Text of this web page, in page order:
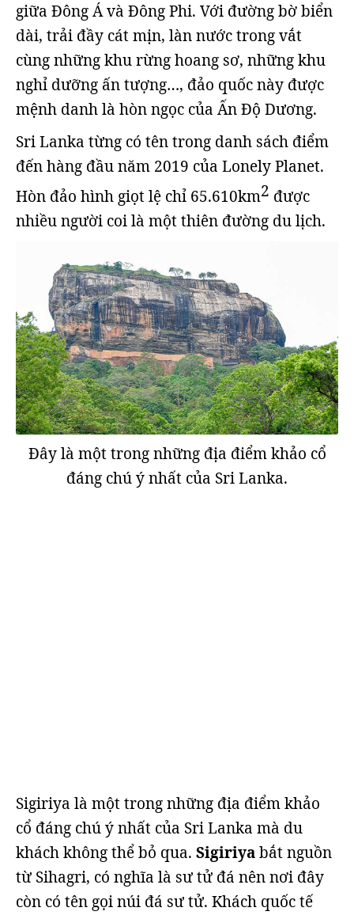
giữa Đông Á và Đông Phi. Với đường bờ biển
dài, trải đầy cát mịn, làn nước trong vắt
cùng những khu rừng hoang sơ, những khu
nghỉ dưỡng ấn tượng…, đảo quốc này được
mệnh danh là hòn ngọc của Ấn Độ Dương.
Sri Lanka từng có tên trong danh sách điểm
đến hàng đầu năm 2019 của Lonely Planet.
Hòn đảo hình giọt lệ chỉ 65.610km2 được
nhiều người coi là một thiên đường du lịch.
Đây là một trong những địa điểm khảo cổ
đáng chú ý nhất của Sri Lanka.
Sigiriya là một trong những địa điểm khảo
cổ đáng chú ý nhất của Sri Lanka mà du
khách không thể bỏ qua. Sigiriyabắt nguồn
từ Sihagri, có nghĩa là sư tử đá nên nơi đây
còn có tên gọi núi đá sư tử. Khách quốc tế